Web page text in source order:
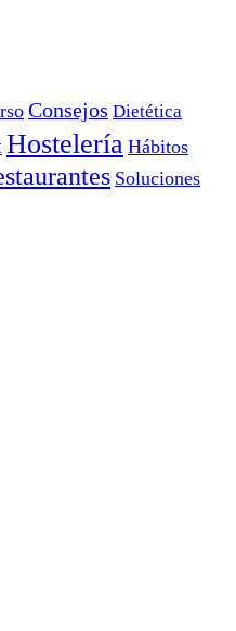
Consejos Dietética
Hostelería Hábitos
Soluciones